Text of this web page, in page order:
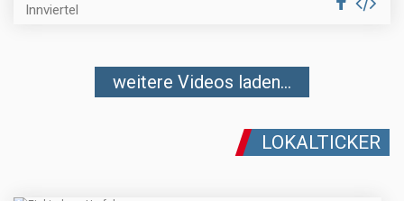
Innviertel
weitere Videos laden...
LOKALTICKER